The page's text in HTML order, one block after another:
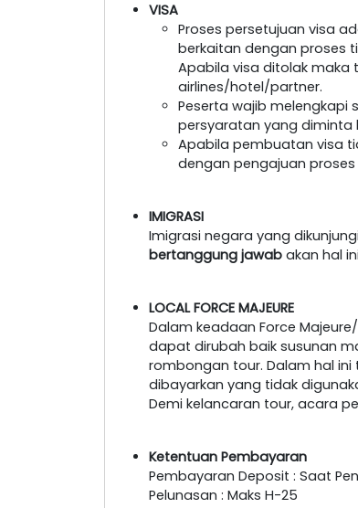
VISA
Proses persetujuan visa
berkaitan dengan proses
Apabila visa ditolak maka
airlines/hotel/partner.
Peserta wajib
persyaratan yang diminta
Apabila pembuatan visa
dengan pengajuan
IMIGRASI
Imigrasi negara yang
bertanggung jawab akan hal
LOCAL FORCE MAJEURE
Dalam keadaan Force
dapat dirubah baik susunan
rombongan tour. Dalam hal ini
dibayarkan yang tidak
Demi kelancaran tour, acara
Ketentuan Pembayaran
Pembayaran Deposit : Saat
Pelunasan : Maks H-25